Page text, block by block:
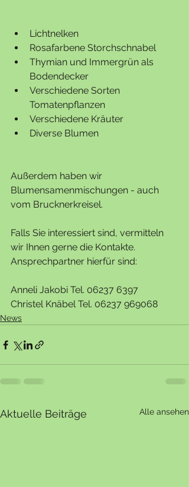
Lichtnelken
Rosafarbene Storchschnabel
Thymian und Immergrün als
Bodendecker
Verschiedene Sorten
Tomatenpflanzen
Verschiedene Kräuter
Diverse Blumen
Außerdem haben wir
Blumensamenmischungen - auch
vom Brucknerkreisel.
Falls Sie interessiert sind, vermitteln
wir Ihnen gerne die Kontakte.
Ansprechpartner hierfür sind:
Anneli Jakobi Tel. 06237 6397
Christel Knäbel Tel. 06237 969068
News
Aktuelle Beiträge Alle ansehen